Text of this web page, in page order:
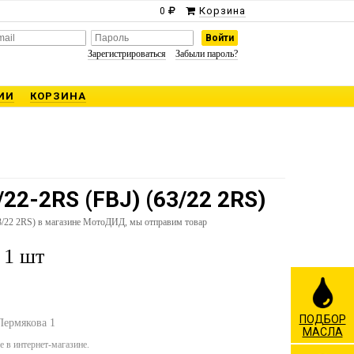
0 Корзина
Зарегистрироваться Забыли пароль?
КОРЗИНА
2RS (FBJ) (63/22 2RS)
2RS) в магазине МотоДИД, мы отправим товар
1 шт
1
в интернет-магазине.
ПОДБОР
МАСЛА